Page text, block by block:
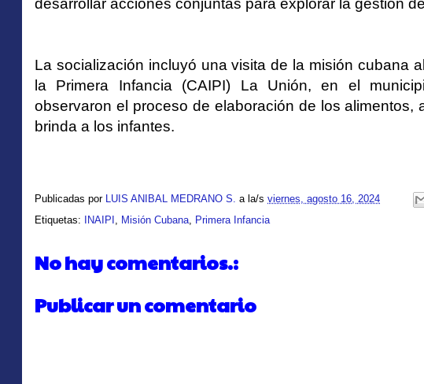
desarrollar acciones conjuntas para explorar la gestión
La socialización incluyó una visita de la misión cubana
la Primera Infancia (CAIPI) La Unión, en el
observaron el proceso de elaboración de los alimentos,
brinda a los infantes.
Publicadas por LUIS ANIBAL MEDRANO S. a la/s viernes, agosto 16, 2024
Etiquetas:
INAIPI , Misión Cubana, Primera Infancia
No hay comentarios.:
Publicar un comentario